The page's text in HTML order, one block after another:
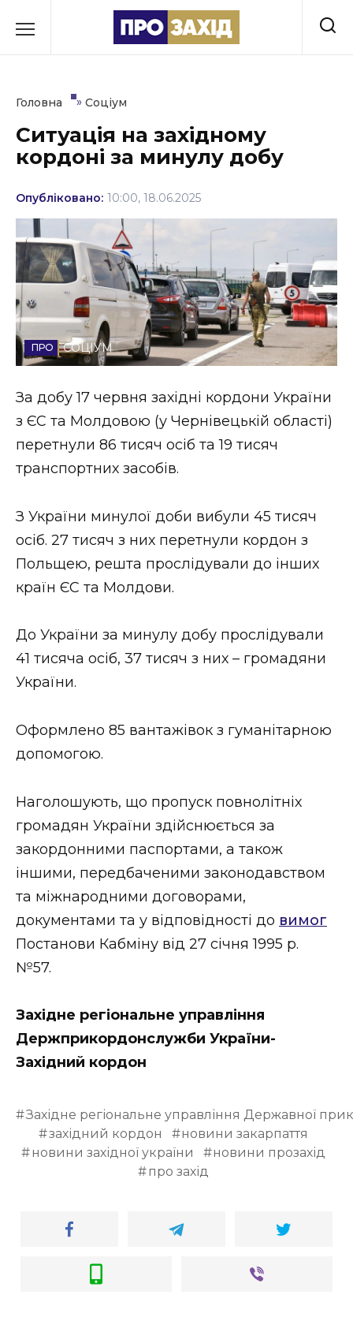
до
Культура
Освіта
Події
Політика
Соціум
Спорт
Стиль життя
Втрачений Ужгород
Втрачений Ужгород (відеоверсія)
ЗАКАРПАТСЬКІ НОВИНИ
НОВИНИ ЗАХІДНОЇ УКРАЇНИ
Головна » Соціум
Ситуація на західному
кордоні за минулу добу
Опубліковано: 10:00, 18.06.2025
СОЦІУМ
За добу 17 червня західні кордони України
з ЄС та Молдовою (у Чернівецькій області)
перетнули 86 тисяч осіб та 19 тисяч
транспортних засобів.
З України минулої доби вибули 45 тисяч
осіб. 27 тисяч з них перетнули кордон з
Польщею, решта прослідували до інших
країн ЄС та Молдови.
До України за минулу добу прослідували
41 тисяча осіб, 37 тисяч з них – громадяни
України.
Оформлено 85 вантажівок з гуманітарною
допомогою.
Наголошують, що пропуск повнолітніх
громадян України здійснюється за
закордонними паспортами, а також
іншими, передбаченими законодавством
та міжнародними договорами,
документами та у відповідності до вимог
Постанови Кабміну від 27 січня 1995 р.
№57.
Західне регіональне управління
Держприкордонслужби України-
Західний кордон
Західне регіональне управління Державної
західний кордон
новини закарпаття
новини західної україни
новини прозахід
про захід